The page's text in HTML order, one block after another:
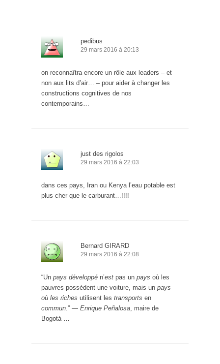
pedibus
29 mars 2016 à 20:13
on reconnaîtra encore un rôle aux leaders – et
non aux lits d’air… – pour aider à changer les
constructions cognitives de nos
contemporains…
just des rigolos
29 mars 2016 à 22:03
dans ces pays, Iran ou Kenya l’eau potable est
plus cher que le carburant…!!!!
Bernard GIRARD
29 mars 2016 à 22:08
“Un pays développé n’est pas un pays où les
pauvres possèdent une voiture, mais un pays
où les riches utilisent les transports en
commun .” — Enrique Peñalosa , maire de
Bogotá …